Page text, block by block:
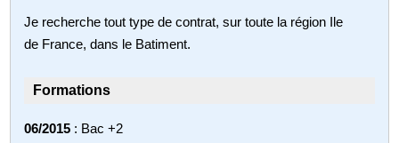
Je recherche tout type de contrat, sur toute la région Ile
de France, dans le Batiment.
Formations
06/2015 : Bac +2